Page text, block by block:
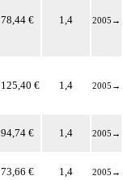
78,44 € 1,4 2005 →
125,40 € 1,4 2005 →
94,74 € 1,4 2005 →
73,66 € 1,4 2005 →